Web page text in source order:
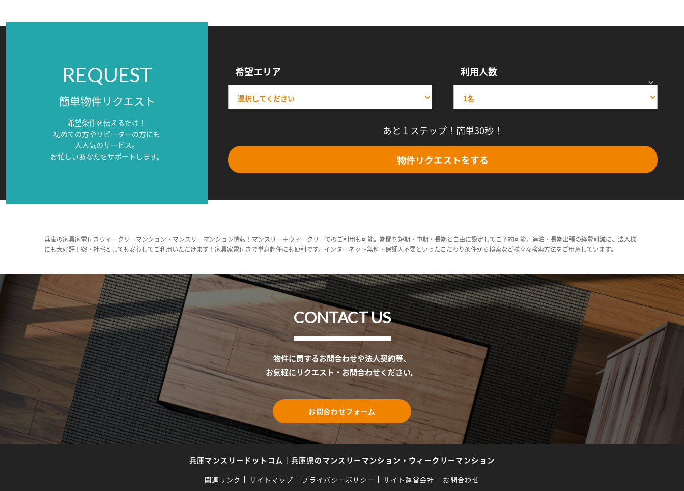
REQUEST
簡単物件リクエスト
希望条件を伝えるだけ！
初めての方やリピーターの方にも
大人気のサービス。
お忙しいあなたをサポートします。
希望エリア 利用人数
あと１ステップ！簡単30秒！
物件リクエストをする
兵庫の家具家電付きウィークリーマンション・マンスリーマンション情報！マンスリー＋ウィークリーでのご利用も可能。期間を短期・中期・長期と自由に設定してご予約可能。連泊・長期出張の経費削減に、法人様
にも大好評！寮・社宅としても安心してご利用いただけます！家具家電付きで単身赴任にも便利です。インターネット無料・保証人不要といったこだわり条件から検索など様々な検索方法をご用意しています。
CONTACT US
物件に関するお問合わせや法人契約等、
お気軽にリクエスト・お問合わせください。
お問合わせフォーム
兵庫マンスリードットコム ｜ 兵庫県のマンスリーマンション・ウィークリーマンション
関連リンク サイトマップ プライバシーポリシー サイト運営会社 お問合わせ